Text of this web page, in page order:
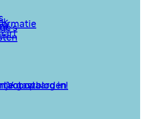
Voorwaarden
je gastblog in!
op